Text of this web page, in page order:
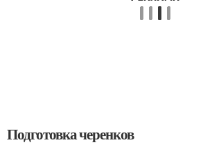
Подготовка черенков